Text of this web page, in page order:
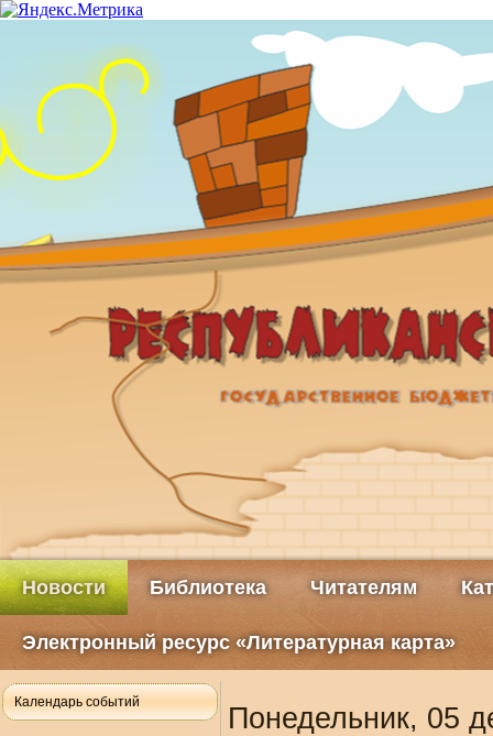
Новости Библиотека Читателям
Электронный ресурс «Литературная карта»
Календарь событий Понедельник, 05